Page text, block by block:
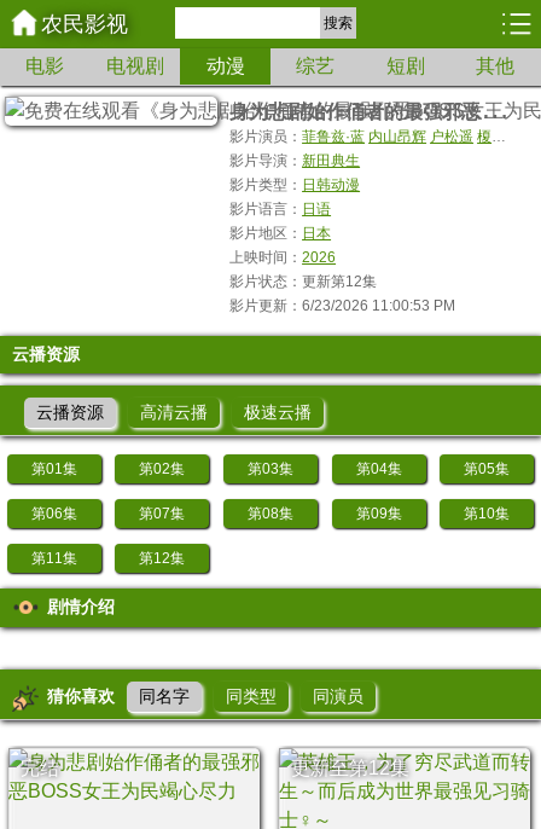
农民影视 搜索
电影 电视剧 动漫 综艺 短剧 其他
身
为悲剧始作俑者的最强邪恶BOSS女王为民竭心尽力。第二季
影片演员：菲鲁兹·蓝 内山昂辉 户松遥 榎木淳弥
影片导演：新田典生
影片类型： 日韩动漫
影片语言： 日语
影片地区： 日本
上映时间：2026
影片状态：更新第12集
影片更新：6/23/2026 11:00:53 PM
云播资源
云播资源 高清云播 极速云播
第01集 第02集 第03集 第04集 第05集
第06集 第07集 第08集 第09集 第10集
第11集 第12集
剧情介绍
猜你喜欢 同名字 同类型 同演员
完结 更新至第12集